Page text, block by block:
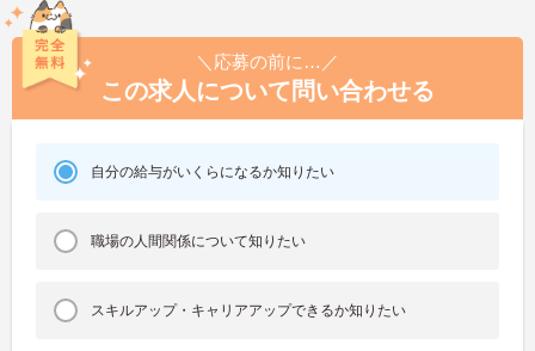
＼応募の前に…／
この求人について問い合わせる
自分の給与がいくらになるか知りたい
職場の人間関係について知りたい
スキルアップ・キャリアアップできるか知りたい